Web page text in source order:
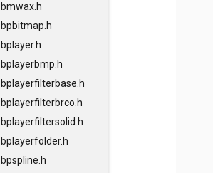
bmwax.h
bpbitmap.h
bplayer.h
bplayerbmp.h
bplayerfilterbase.h
bplayerfilterbrco.h
bplayerfiltersolid.h
bplayerfolder.h
bpspline.h